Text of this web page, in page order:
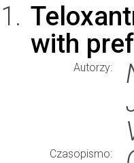
with
Autorzy:
Czasopismo: